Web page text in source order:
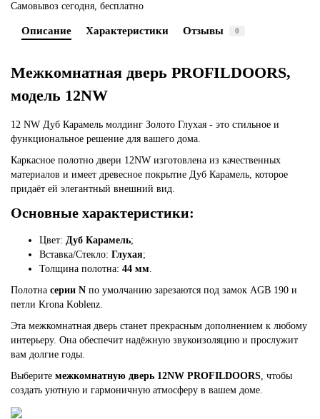
Самовывоз сегодня, бесплатно
Описание Характеристики Отзывы 0
Межкомнатная дверь PROFILDOORS,
модель 12NW
12 NW Дуб Карамель молдинг Золото Глухая - это стильное и
функциональное решение для вашего дома.
Каркасное полотно двери 12NW изготовлена из качественных
материалов и имеет древесное покрытие Дуб Карамель, которое
придаёт ей элегантный внешний вид.
Основные характеристики:
Цвет: Дуб Карамель;
Вставка/Стекло: Глухая;
Толщина полотна: 44 мм.
Полотна серии N по умолчанию зарезаются под замок AGB 190 и
петли Krona Koblenz.
Эта межкомнатная дверь станет прекрасным дополнением к любому
интерьеру. Она обеспечит надёжную звукоизоляцию и прослужит
вам долгие годы.
Выберите межкомнатную дверь 12NW PROFILDOORS, чтобы
создать уютную и гармоничную атмосферу в вашем доме.